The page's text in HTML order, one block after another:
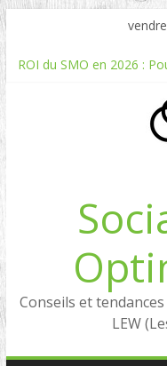
ROI du SMO en 2026 :
Experts en Social
Reddit, la brique
Comment votre e-
Conseils et
LEW